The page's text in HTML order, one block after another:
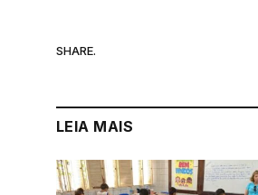
SHARE.
LEIA MAIS